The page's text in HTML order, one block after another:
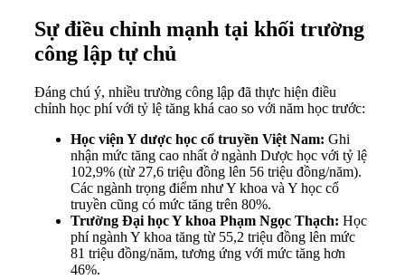
Sự điều chỉnh mạnh tại khối trường
công lập tự chủ
Đáng chú ý, nhiều trường công lập đã thực hiện điều
chỉnh học phí với tỷ lệ tăng khá cao so với năm học trước:
Học viện Y dược học cổ truyền Việt Nam: Ghi
nhận mức tăng cao nhất ở ngành Dược học với tỷ lệ
102,9% (từ 27,6 triệu đồng lên 56 triệu đồng/năm).
Các ngành trọng điểm như Y khoa và Y học cổ
truyền cũng có mức tăng trên 80%.
Trường Đại học Y khoa Phạm Ngọc Thạch: Học
phí ngành Y khoa tăng từ 55,2 triệu đồng lên mức
81 triệu đồng/năm, tương ứng với mức tăng hơn
46%.